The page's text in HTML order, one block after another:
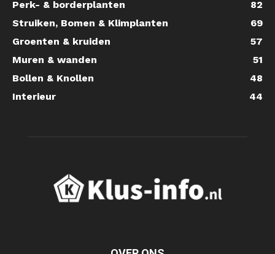
Perk- & borderplanten
82
Struiken, Bomen & Klimplanten
69
Groenten & kruiden
57
Muren & wanden
51
Bollen & Knollen
48
Interieur
44